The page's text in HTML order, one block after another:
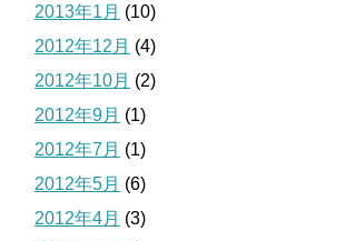
2013年1月 (10)
2012年12月 (4)
2012年10月 (2)
2012年9月 (1)
2012年7月 (1)
2012年5月 (6)
2012年4月 (3)